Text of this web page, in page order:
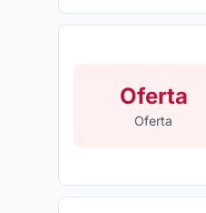
Oferta
Oferta